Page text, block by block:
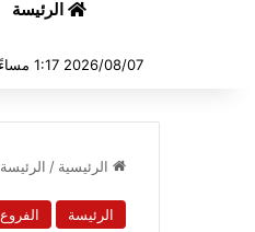
الرئيسة
2026/08/07 1:17 مساءً
الرئيسية / الرئيسة
الرئيسة الفروع